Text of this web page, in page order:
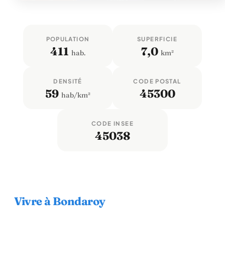
POPULATION
411 hab.
SUPERFICIE
7,0 km²
DENSITÉ
59 hab/km²
CODE POSTAL
45300
CODE INSEE
45038
Vivre à Bondaroy